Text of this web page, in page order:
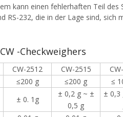
kann einen fehlerhaften Teil
RS-232, die in der Lage sind,
-Checkweighers
CW-2512 CW-2515
≤200 g ≤200 g ≤
± 0. 1g
± 0,2 g ~ ±
0,5 g
± 0,3